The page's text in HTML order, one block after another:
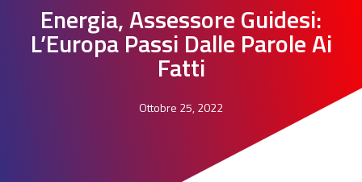
Energia, Assessore Guidesi:
L’Europa Passi Dalle Parole Ai
Fatti
Ottobre 25, 2022